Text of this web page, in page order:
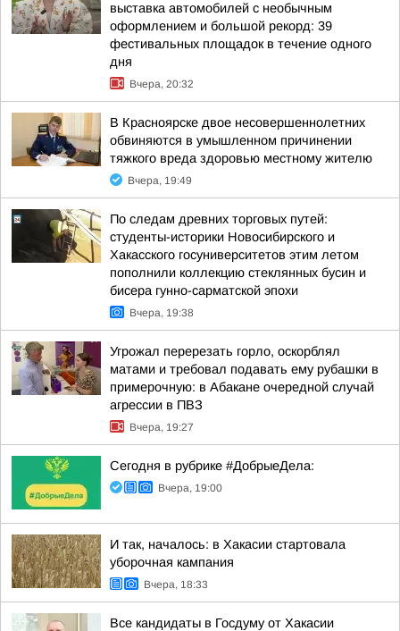
выставка автомобилей с необычным
оформлением и большой рекорд: 39
фестивальных площадок в течение одного
дня
Вчера, 20:32
В Красноярске двое несовершеннолетних
обвиняются в умышленном причинении
тяжкого вреда здоровью местному жителю
Вчера, 19:49
По следам древних торговых путей:
студенты-историки Новосибирского и
Хакасского госуниверситетов этим летом
пополнили коллекцию стеклянных бусин и
бисера гунно-сарматской эпохи
Вчера, 19:38
Угрожал перерезать горло, оскорблял
матами и требовал подавать ему рубашки в
примерочную: в Абакане очередной случай
агрессии в ПВЗ
Вчера, 19:27
Сегодня в рубрике #ДобрыеДела:
Вчера, 19:00
И так, началось: в Хакасии стартовала
уборочная кампания
Вчера, 18:33
Все кандидаты в Госдуму от Хакасии